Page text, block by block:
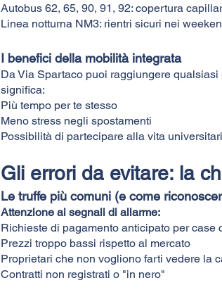
Autobus 62, 65, 90, 91, 92: copertura
Linea notturna NM3: rientri sicuri nei
I benefici della mobilità integrata
Da Via Spartaco puoi raggiungere
significa:
Più tempo per te stesso
Meno stress negli spostamenti
Possibilità di partecipare alla vita
Gli errori da evitare: la
Le truffe più comuni (e come
Attenzione ai segnali di allarme:
Richieste di pagamento anticipato per case
Prezzi troppo bassi rispetto al mercato
Proprietari che non vogliono farti vedere la
Contratti non registrati o "in nero"